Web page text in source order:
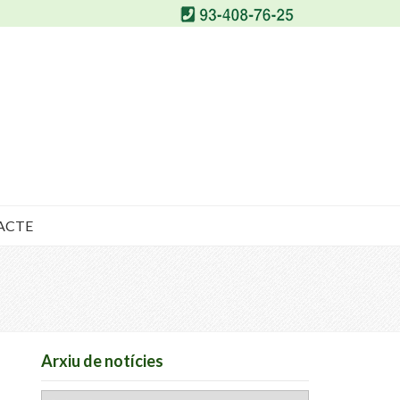
Arxiu de notícies